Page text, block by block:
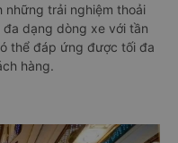
những trải nghiệm thoải
dạng dòng xe với tần
thể đáp ứng được tối đa
hàng.